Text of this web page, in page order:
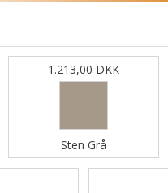
1.213,00 DKK
Sten Grå